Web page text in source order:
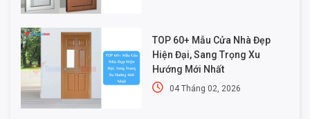
TOP 60+ Mẫu Cửa Nhà Đẹp
Hiện Đại, Sang Trọng Xu
Hướng Mới Nhất
04 Tháng 02, 2026